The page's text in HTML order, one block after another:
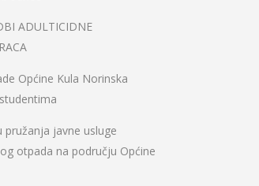
ADULTICIDNE
Općine Kula Norinska
pružanja javne usluge
otpada na području Općine